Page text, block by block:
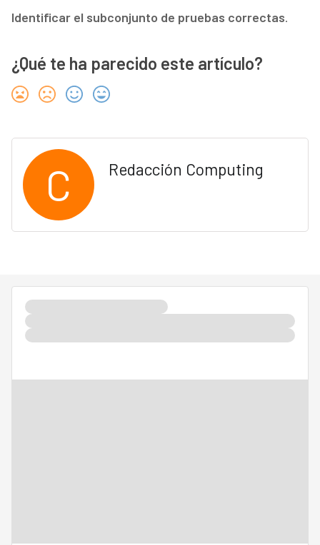
Identificar el subconjunto de pruebas correctas.
¿Qué te ha parecido este artículo?
C Redacción Computing